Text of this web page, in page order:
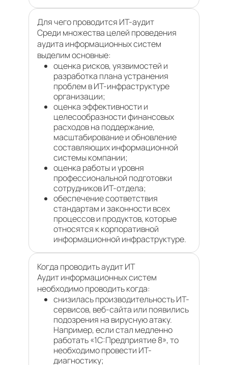
Для чего проводится ИТ-аудит
Среди множества целей проведения
аудита информационных систем
выделим основные:
оценка рисков, уязвимостей и
разработка плана устранения
проблем в ИТ-инфраструктуре
организации;
оценка эффективности и
целесообразности финансовых
расходов на поддержание,
масштабирование и обновление
составляющих информационной
системы компании;
оценка работы и уровня
профессиональной подготовки
сотрудников ИТ-отдела;
обеспечение соответствия
стандартам и законности всех
процессов и продуктов, которые
относятся к корпоративной
информационной инфраструктуре.
Когда проводить аудит ИТ
Аудит информационных систем
необходимо проводить когда:
снизилась производительность ИТ-
сервисов, веб-сайта или появились
подозрения на вирусную атаку.
Например, если стал медленно
работать «1С:Предприятие 8», то
необходимо провести ИТ-
диагностику;